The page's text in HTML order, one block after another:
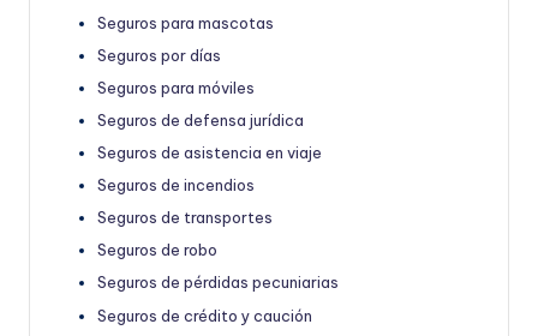
Seguros para mascotas
Seguros por días
Seguros para móviles
Seguros de defensa jurídica
Seguros de asistencia en viaje
Seguros de incendios
Seguros de transportes
Seguros de robo
Seguros de pérdidas pecuniarias
Seguros de crédito y caución